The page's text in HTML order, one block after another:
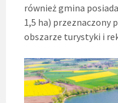
również gmina
1,5 ha) przeznaczony
obszarze turystyki i